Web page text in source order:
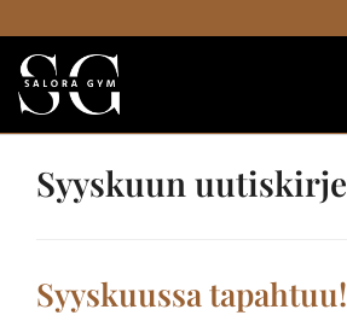
Syyskuun uutiskirje
Syyskuussa tapahtuu!